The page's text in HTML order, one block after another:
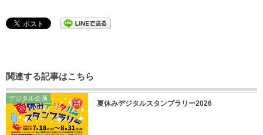
関連する記事はこちら
デジタル企画
夏休みデジタルスタンプラリー2026